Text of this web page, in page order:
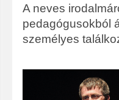
A neves
pedagógusokból
személyes